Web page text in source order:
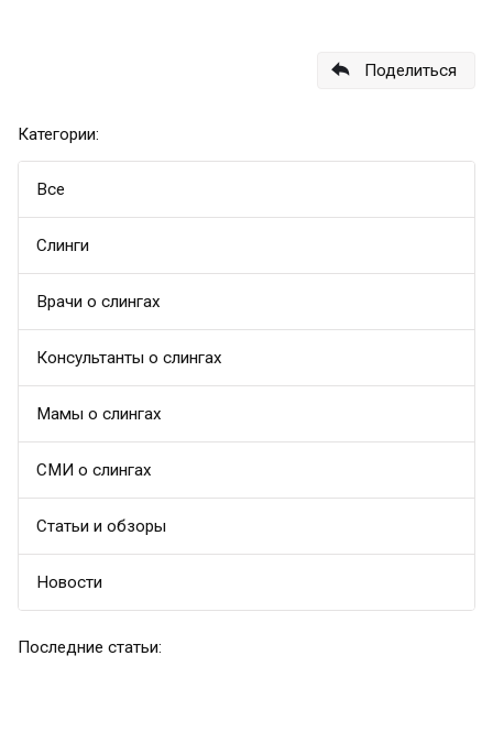
Поделиться
Категории:
Все
Слинги
Врачи о слингах
Консультанты о слингах
Мамы о слингах
СМИ о слингах
Статьи и обзоры
Новости
Последние статьи: